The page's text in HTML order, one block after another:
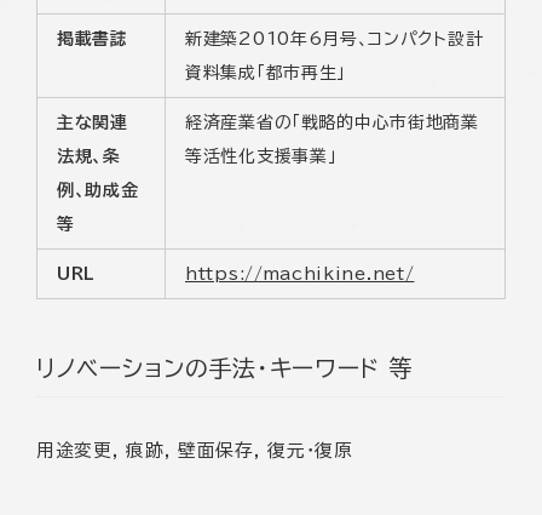
掲載書誌
新建築2010年6月号、コンパクト設計
資料集成「都市再生」
主な関連
法規、条
例、助成金
等
経済産業省の「戦略的中心市街地商業
等活性化支援事業」
URL https://machikine.net/
リノベーションの手法・キーワード 等
用途変更, 痕跡, 壁面保存, 復元･復原